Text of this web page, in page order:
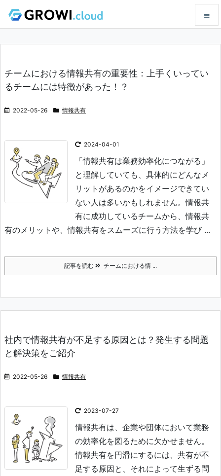
サイド
検索
チームにおける情報共有の重要性：上手くいってい
るチームには特徴があった！？
2022-05-26 情報共有
2024-04-01
「情報共有は業務効率化につながる」
と理解していても、具体的にどんなメ
リットがあるのかをイメージできてい
ない人は多いかもしれません。情報共
有に成功しているチームから、情報共
有のメリットや、情報共有をスムーズに行う方法を学び ...
記事を読む チームにおける情 ...
社内で情報共有が不足する原因とは？発生する問題
と解決策をご紹介
2022-05-26 情報共有
2023-07-27
情報共有は、企業や団体において業務
の効率化を図るために欠かせません。
情報共有を円滑にするには、共有が不
足する原因と、それによって生ずる問